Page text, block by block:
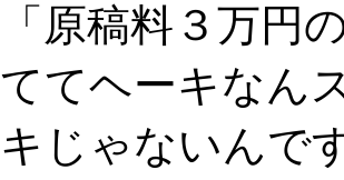
「原稿料３万円
ててヘーキなん
キじゃないんで